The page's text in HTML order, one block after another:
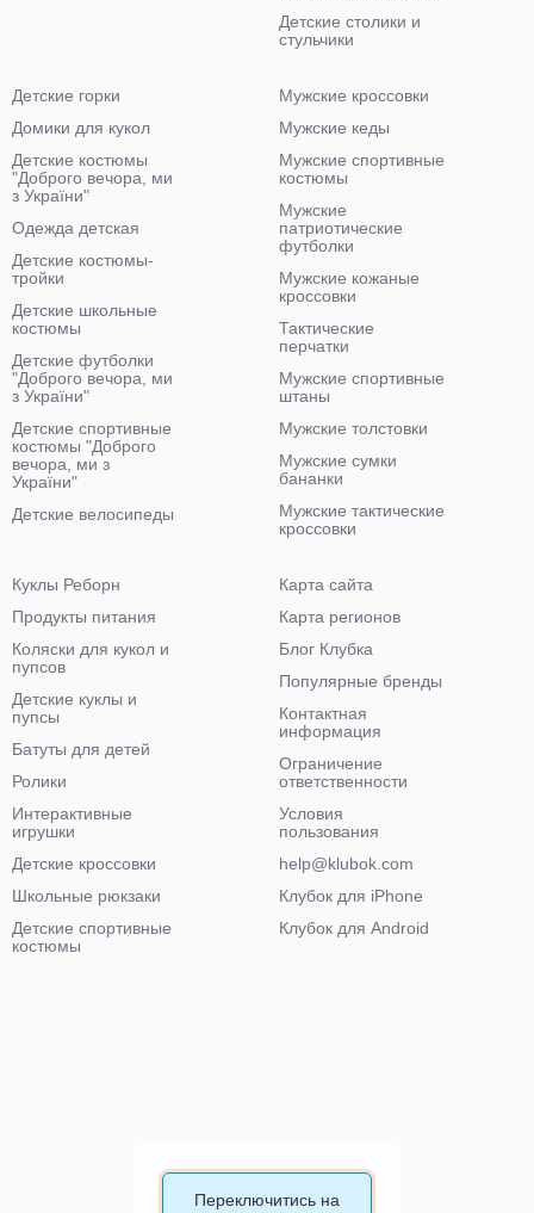
Детские столики и
стульчики
Детские горки
Домики для кукол
Детские костюмы
"Доброго вечора, ми
з України"
Одежда детская
Детские костюмы-
тройки
Детские школьные
костюмы
Детские футболки
"Доброго вечора, ми
з України"
Детские спортивные
костюмы "Доброго
вечора, ми з
України"
Детские велосипеды
Мужские кроссовки
Мужские кеды
Мужские спортивные
костюмы
Мужские
патриотические
футболки
Мужские кожаные
кроссовки
Тактические
перчатки
Мужские спортивные
штаны
Мужские толстовки
Мужские сумки
бананки
Мужские тактические
кроссовки
Куклы Реборн
Продукты питания
Коляски для кукол и
пупсов
Детские куклы и
пупсы
Батуты для детей
Ролики
Интерактивные
игрушки
Детские кроссовки
Школьные рюкзаки
Детские спортивные
костюмы
Карта сайта
Карта регионов
Блог Клубка
Популярные бренды
Контактная
информация
Ограничение
ответственности
Условия
пользования
help@klubok.com
Клубок для iPhone
Клубок для Android
Переключитись на